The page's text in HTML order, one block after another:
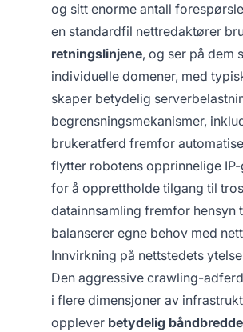
og sitt enorme antall
en standardfil nettredaktører
retningslinjene, og ser på dem
individuelle domener, med
skaper betydelig
begrensningsmekanismer,
brukeratferd fremfor
flytter robotens opprinnelige
for å opprettholde tilgang til
datainnsamling fremfor hensyn
balanserer egne behov med
Innvirkning på nettstedets
Den aggressive crawling-
i flere dimensjoner av
opplever betydelig